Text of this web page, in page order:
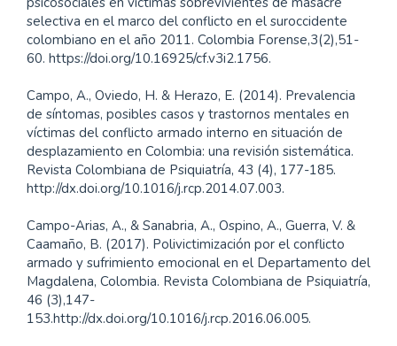
selectiva en el marco del conflicto en el suroccidente
colombiano en el año 2011. Colombia Forense,3(2),51-
60. https://doi.org/10.16925/cf.v3i2.1756.
Campo, A., Oviedo, H. & Herazo, E. (2014). Prevalencia
de síntomas, posibles casos y trastornos mentales en
víctimas del conflicto armado interno en situación de
desplazamiento en Colombia: una revisión sistemática.
Revista Colombiana de Psiquiatría, 43 (4), 177-185.
http://dx.doi.org/10.1016/j.rcp.2014.07.003.
Campo-Arias, A., & Sanabria, A., Ospino, A., Guerra, V. &
Caamaño, B. (2017). Polivictimización por el conflicto
armado y sufrimiento emocional en el Departamento del
Magdalena, Colombia. Revista Colombiana de Psiquiatría,
46 (3),147-
153.http://dx.doi.org/10.1016/j.rcp.2016.06.005.